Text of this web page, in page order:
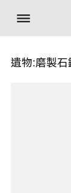
遺物:磨製石